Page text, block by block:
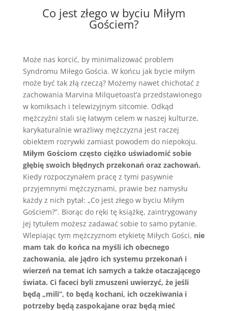
Co jest złego w byciu Miłym
Gościem?
Może nas korcić, by minimalizować problem
Syndromu Miłego Gościa. W końcu jak bycie miłym
może być tak złą rzeczą? Możemy nawet chichotać z
zachowania Marvina Milquetoast’a przedstawionego
w komiksach i telewizyjnym sitcomie. Odkąd
mężczyźni stali się łatwym celem w naszej kulturze,
karykaturalnie wrażliwy mężczyzna jest raczej
obiektem rozrywki zamiast powodem do niepokoju.
Miłym Gościom często ciężko uświadomić sobie
głębię swoich błędnych przekonań oraz zachowań.
Kiedy rozpoczynałem pracę z tymi pasywnie
przyjemnymi mężczyznami, prawie bez namysłu
każdy z nich pytał: „Co jest złego w byciu Miłym
Gościem?”. Biorąc do ręki tę książkę, zaintrygowany
jej tytułem możesz zadawać sobie to samo pytanie.
Wlepiając tym mężczyznom etykietę Miłych Gości, nie
mam tak do końca na myśli ich obecnego
zachowania, ale jądro ich systemu przekonań i
wierzeń na temat ich samych a także otaczającego
świata. Ci faceci byli zmuszeni uwierzyć, że jeśli
będą „mili”, to będą kochani, ich oczekiwania i
potrzeby będą zaspokajane oraz będą mieć